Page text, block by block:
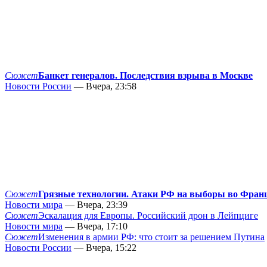
СюжетБанкет генералов. Последствия взрыва в Москве
Новости России — Вчера, 23:58
СюжетГрязные технологии. Атаки РФ на выборы во
Новости мира — Вчера, 23:39
СюжетЭскалация для Европы. Российский дрон в Лейпциге
Новости мира — Вчера, 17:10
СюжетИзменения в армии РФ: что стоит за решением Путина
Новости России — Вчера, 15:22